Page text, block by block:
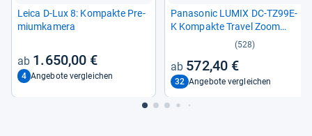
Leica D-​Lux 8: Kom­pakte Pre­
mi­um­ka­mera
1.650,00 €
4 Angebote vergleichen
Pana­so­nic LUMIX DC-​TZ99E-​
K Kom­pakte Tra­vel Zoom
(528)
572,40 €
32 Angebote vergleichen